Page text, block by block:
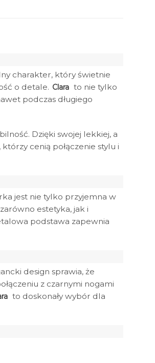
charakter, który świetnie
o detale. Clara to nie tylko
podczas długiego
Dzięki swojej lekkiej, a
cenią połączenie stylu i
jest nie tylko przyjemna w
estetyka, jak i
podstawa zapewnia
design sprawia, że
z czarnymi nogami
to doskonały wybór dla